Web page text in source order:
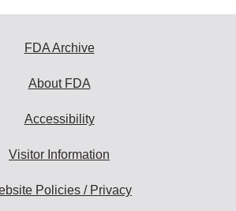
FDA Archive
About FDA
Accessibility
Visitor Information
Policies / Privacy